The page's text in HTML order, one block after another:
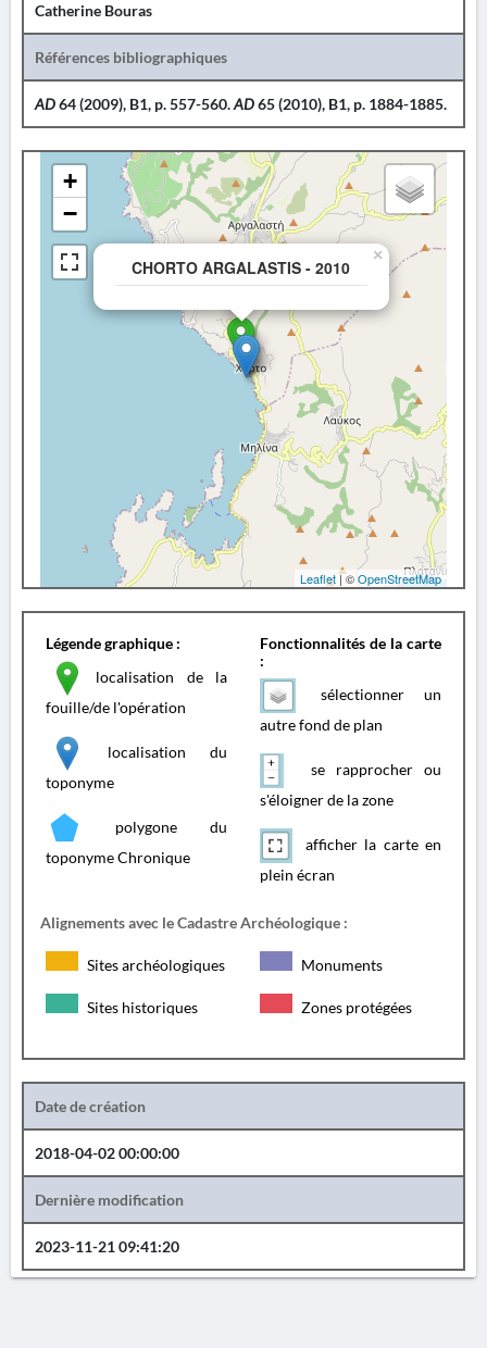
Catherine Bouras
Références bibliographiques
AD64 (2009), B1, p. 557-560.AD65 (2010), B1, p. 1884-1885.
CHORTO ARGALASTIS - 2010
×
+
−
Leaflet| ©OpenStreetMap
Légende graphique :
localisation de la
fouille/de l'opération
localisation du
toponyme
polygone du
toponyme Chronique
Fonctionnalités de la carte
:
sélectionner un
autre fond de plan
se rapprocher ou
s'éloigner de la zone
afficher la carte en
plein écran
Alignements avec le Cadastre Archéologique :
Sites archéologiques Monuments
Sites historiques Zones protégées
Date de création
2018-04-02 00:00:00
Dernière modification
2023-11-21 09:41:20